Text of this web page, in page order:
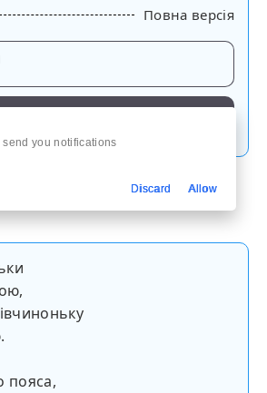
Повна версія
пояса,
you notifications
Discard Allow